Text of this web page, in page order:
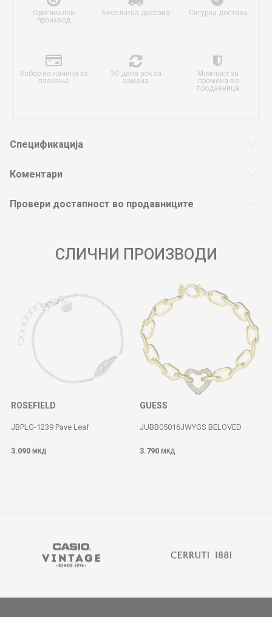
Оригинален
производ
Бесплатна достава Сигурна достава
Избор на начини за
плаќање
30 дена рок за
замена
Можност за
промена во
продавница
Спецификација
Коментари
Провери достапност во продавниците
СЛИЧНИ ПРОИЗВОДИ
ROSEFIELD
JBPLG-1239 Pave Leaf
3.090 МКД
GUESS
JUBB05016JWYGS BELOVED
3.790 МКД